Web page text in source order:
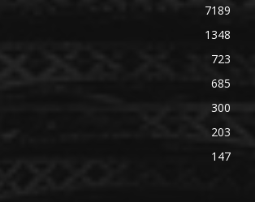
7189
1348
723
685
300
203
147